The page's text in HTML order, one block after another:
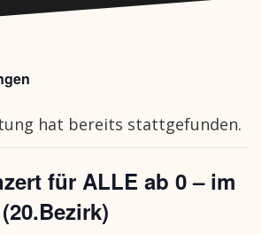
hat bereits stattgefunden.
für ALLE ab 0 – im